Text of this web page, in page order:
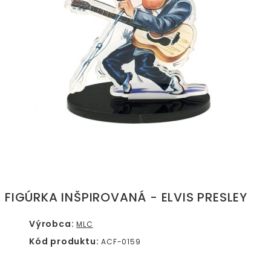
FIGÚRKA INŠPIROVANÁ - ELVIS PRESLEY
Výrobca: MLC
Kód produktu: ACF-0159